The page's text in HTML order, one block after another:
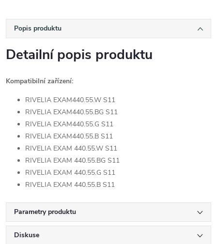
Popis produktu
Detailní popis produktu
Kompatibilní zařízení:
RIVELIA EXAM440.55.W S11
RIVELIA EXAM440.55.BG S11
RIVELIA EXAM440.55.G S11
RIVELIA EXAM440.55.B S11
RIVELIA EXAM 440.55.W S11
RIVELIA EXAM 440.55.BG S11
RIVELIA EXAM 440.55.G S11
RIVELIA EXAM 440.55.B S11
Parametry produktu
Diskuse